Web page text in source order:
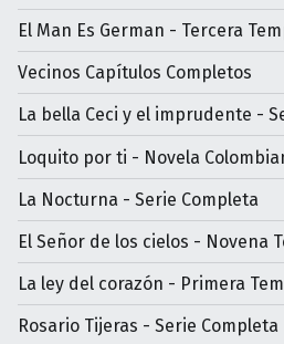
El Man Es German - Tercera
Vecinos Capítulos Completos
La bella Ceci y el imprudente -
Loquito por ti - Novela
La Nocturna - Serie Completa
El Señor de los cielos - Novena
La ley del corazón - Primera
Rosario Tijeras - Serie Completa